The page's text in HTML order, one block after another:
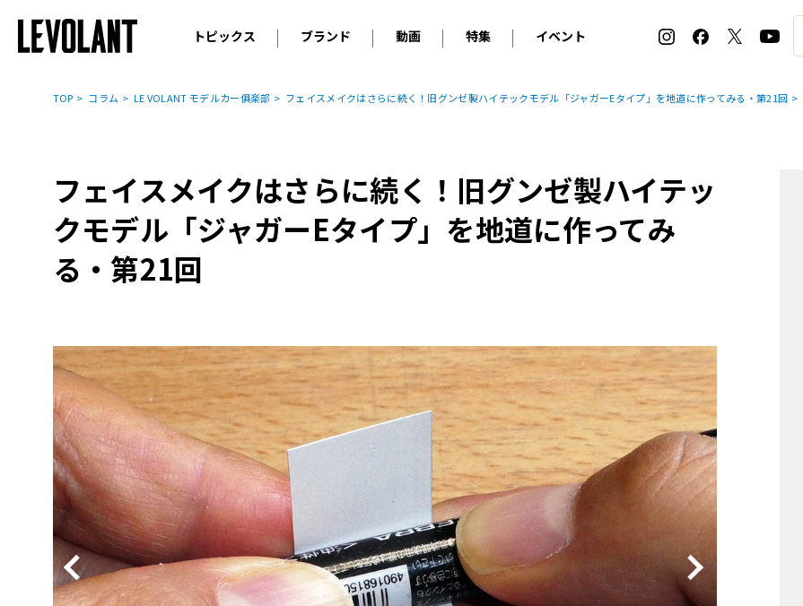
トピックス
ニュース
コラム
ブランド
輸入車 アウディ BMW
アルピナ
プジョー
ルノー
アバルト
アルファ・ロメオ
ランボルギーニ
マセラティ
アストン・マーティン
ボルボ
キャデラック
シボレー
ジープ
テスラ
ヒョンデ
BYD
その他
レクサス
日産
ホンダ
スバル
マツダ
三菱
ダイハツ
光岡
動画
オリジナル動画
特集
2026 サマータイヤ＆ホイール バイヤーズガイド
ホイールカタログ
タイヤ特集
イベント
ル・ボラン カーズ・ミート2026横浜
EV:LIFE KOBE 2025
ル・ボラン カーズ・ミート2025横浜
TOP コラム LE VOLANT モデルカー俱楽部 フェイスメイクはさらに続く！旧グンゼ製ハイテックモデル「ジャガーEタイプ」を地道に作ってみる・第21回
フェイスメイクはさらに続く！旧グンゼ製ハイテッ
クモデル「ジャガーEタイプ」を地道に作ってみ
る・第21回